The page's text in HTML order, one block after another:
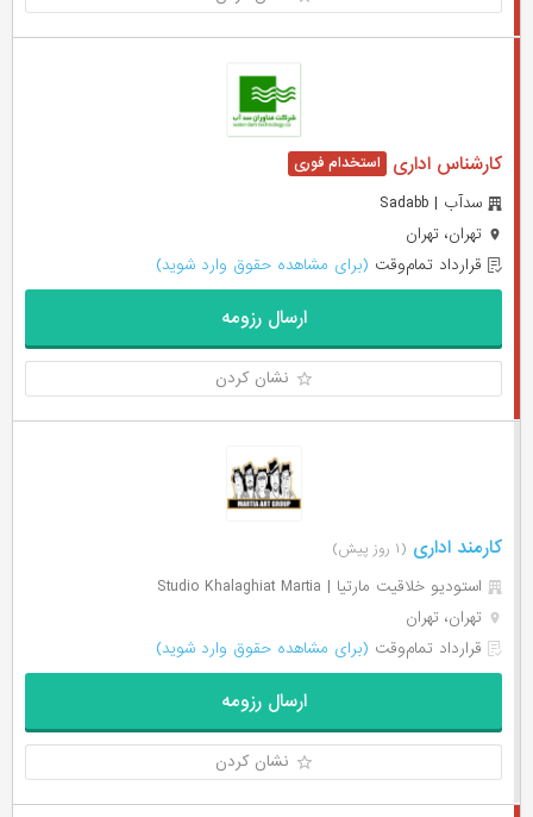
کارشناس اداری
سدآب | Sadabb
تهران، تهران
قرارداد تمام‌وقت (برای مشاهده حقوق وارد شوید)
ارسال رزومه
نشان کردن
کارمند اداری (۱ روز پیش)
استودیو خلاقیت مارتیا | Studio Khalaghiat Martia
تهران، تهران
قرارداد تمام‌وقت (برای مشاهده حقوق وارد شوید)
ارسال رزومه
نشان کردن